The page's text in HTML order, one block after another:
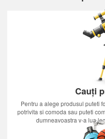
Cauți
Pentru a alege produsul puteti
potrivita si comoda sau puteti
dumneavoastra v-a lua